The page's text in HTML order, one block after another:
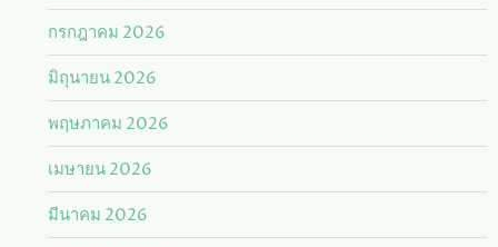
กรกฎาคม 2026
มิถุนายน 2026
พฤษภาคม 2026
เมษายน 2026
มีนาคม 2026